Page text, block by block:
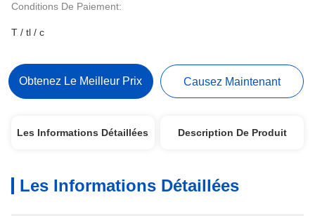
Conditions De Paiement:
T / tl / c
Obtenez Le Meilleur Prix Causez Maintenant
Les Informations Détaillées Description De Produit
Les Informations Détaillées